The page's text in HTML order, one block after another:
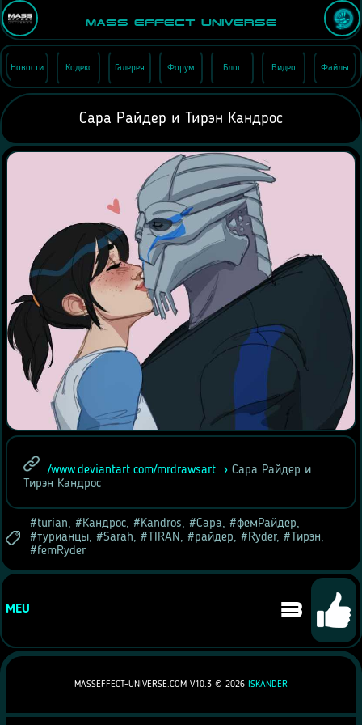
Mass Effect Universe
Новости Кодекс Галерея Форум Блог Видео Файлы
Сара Райдер и Тирэн Кандрос
/www.deviantart.com/mrdrawsart
Сара Райдер и
Тирэн Кандрос
turian, Кандрос, Kandros, Сара, фемРайдер,
турианцы, Sarah, TIRAN, райдер, Ryder, Тирэн,
femRyder
MEU 3
MASSEFFECT-UNIVERSE.COM V10.3 © 2026 ISKANDER